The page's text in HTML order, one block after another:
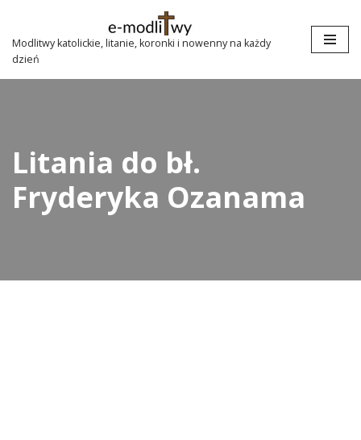
Przejdź
do
treści
Modlitwy katolickie, litanie, koronki i nowenny na każdy
dzień
Litania do bł.
Fryderyka Ozanama